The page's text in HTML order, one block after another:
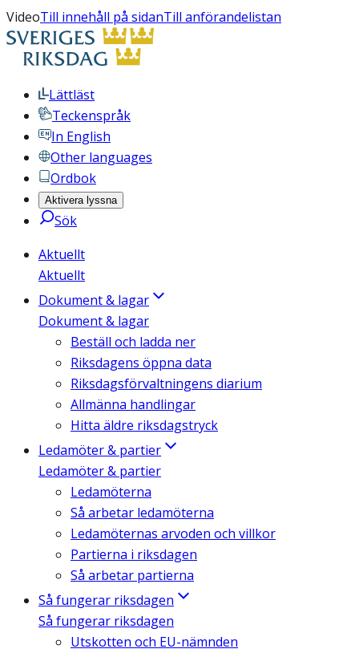
VideoTill innehåll på sidanTill anförandelistan
Lättläst
Teckenspråk
In English
Other languages
Ordbok
Aktivera lyssna
Sök
Aktuellt
Aktuellt
Dokument & lagar
Dokument & lagar
Beställ och ladda ner
Riksdagens öppna data
Riksdagsförvaltningens diarium
Allmänna handlingar
Hitta äldre riksdagstryck
Ledamöter & partier
Ledamöter & partier
Ledamöterna
Så arbetar ledamöterna
Ledamöternas arvoden och villkor
Partierna i riksdagen
Så arbetar partierna
Så fungerar riksdagen
Så fungerar riksdagen
Utskotten och EU-nämnden